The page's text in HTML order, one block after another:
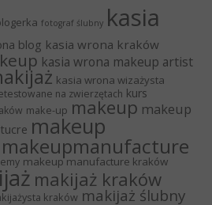
fotograf ślubny kasia
blog kasia wrona kraków
kasia wrona makeup artist
kasia wrona wizażysta
na zwierzętach kurs
make-up makeup makeup
makeup
makeupmanufacture
makeup manufacture kraków
makijaż kraków
kraków makijaż ślubny